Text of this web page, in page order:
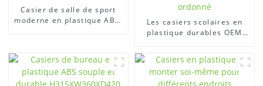
Casier de salle de sport
moderne en plastique ABS,
Les casiers scolaires en
plastique durables OEM